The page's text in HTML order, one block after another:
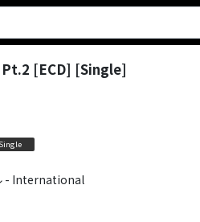
[ECD] [Single]
- International